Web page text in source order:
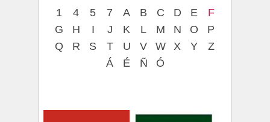
1 4 5 7 A B C D E
F
G
H I J K L M N O
P
Q
R S T U V W X Y
Z
Á
É Ñ Ó